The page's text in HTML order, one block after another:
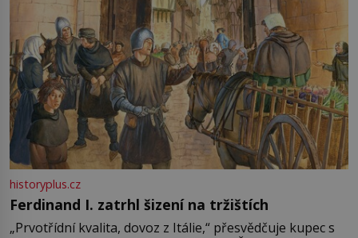
historyplus.cz
Ferdinand I. zatrhl šizení na tržištích
„Prvotřídní kvalita, dovoz z Itálie,“ přesvědčuje kupec s